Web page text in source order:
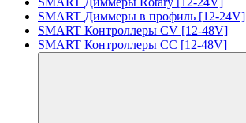
SMART Диммеры в профиль [12-24V]
SMART Контроллеры CV [12-48V]
SMART Контроллеры CC [12-48V]